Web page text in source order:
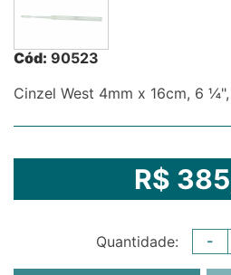
Cód: 90523
Cinzel West 4mm x 16cm, 6
R$
Quantidade: -